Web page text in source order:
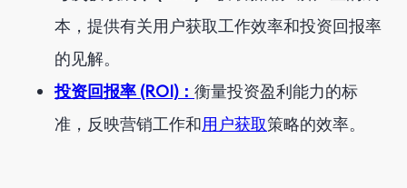
本，提供有关用户获取工作效率和投资回报率
的见解。
投资回报率 (ROI)： 衡量投资盈利能力的标
准，反映营销工作和用户获取策略的效率。